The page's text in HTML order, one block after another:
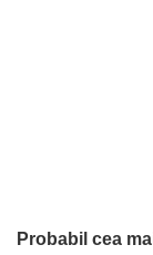
Probabil cea